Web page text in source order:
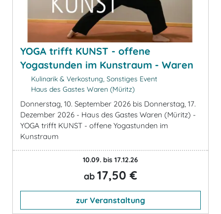
YOGA trifft KUNST - offene
Yogastunden im Kunstraum - Waren
Kulinarik & Verkostung, Sonstiges Event
Haus des Gastes Waren (Müritz)
Donnerstag, 10. September 2026 bis Donnerstag, 17.
Dezember 2026 - Haus des Gastes Waren (Müritz) -
YOGA trifft KUNST - offene Yogastunden im
Kunstraum
10.09. bis 17.12.26
ab 17,50 €
zur Veranstaltung